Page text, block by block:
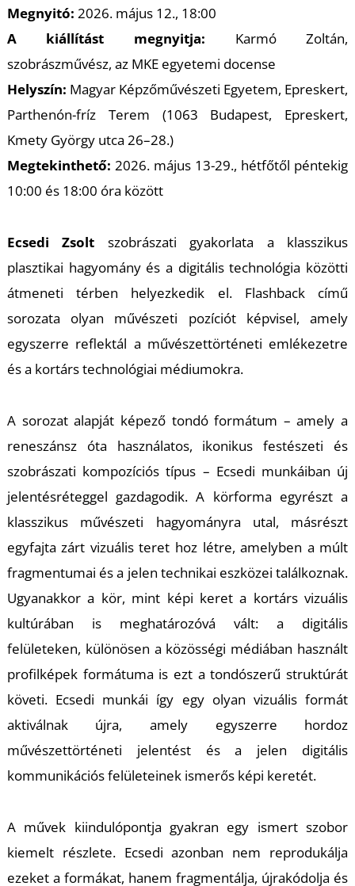
Megnyitó: 2026. május 12., 18:00
A kiállítást megnyitja: Karmó Zoltán,
szobrászművész, az MKE egyetemi docense
Helyszín: Magyar Képzőművészeti Egyetem, Epreskert,
Parthenón-fríz Terem (1063 Budapest, Epreskert,
Kmety György utca 26–28.)
Megtekinthető: 2026. május 13-29., hétfőtől péntekig
10:00 és 18:00 óra között
Ecsedi Zsolt szobrászati gyakorlata a klasszikus
plasztikai hagyomány és a digitális technológia közötti
átmeneti térben helyezkedik el. Flashback
című
sorozata olyan művészeti pozíciót képvisel, amely
egyszerre reflektál a művészettörténeti emlékezetre
és a kortárs technológiai médiumokra.
A sorozat alapját képező tondó formátum – amely a
reneszánsz óta használatos, ikonikus festészeti és
szobrászati kompozíciós típus – Ecsedi munkáiban új
jelentésréteggel gazdagodik. A körforma egyrészt a
klasszikus művészeti hagyományra utal, másrészt
egyfajta zárt vizuális teret hoz létre, amelyben a múlt
fragmentumai és a jelen technikai eszközei találkoznak.
Ugyanakkor a kör, mint képi keret a kortárs vizuális
kultúrában is meghatározóvá vált: a digitális
felületeken, különösen a közösségi médiában használt
profilképek formátuma is ezt a tondószerű struktúrát
követi. Ecsedi munkái így egy olyan vizuális formát
aktiválnak újra, amely egyszerre hordoz
művészettörténeti jelentést és a jelen digitális
kommunikációs felületeinek ismerős képi keretét.
A művek kiindulópontja gyakran egy ismert szobor
kiemelt részlete. Ecsedi azonban nem reprodukálja
ezeket a formákat, hanem fragmentálja, újrakódolja és